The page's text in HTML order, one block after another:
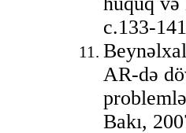
с.133-141
AR-də
Bakı,